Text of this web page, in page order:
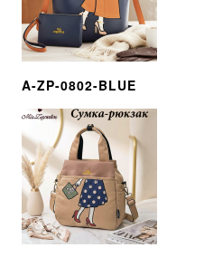
A-ZP-0802-BLUE